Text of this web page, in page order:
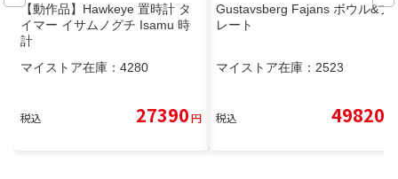
【動作品】Hawkeye 置時計 タ
イマー イサムノグチ Isamu 時
計
マイストア在庫： 4280
税込 27390円
Gustavsberg Fajans ボウル&プ
レート
マイストア在庫： 2523
税込 49820